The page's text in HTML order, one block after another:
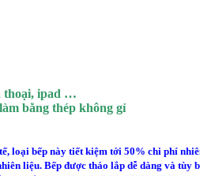
thoại, ipad …
bằng thép không gỉ
loại bếp này tiết kiệm tới 50% chi phí
liệu. Bếp được tháo lắp dễ dàng và tùy